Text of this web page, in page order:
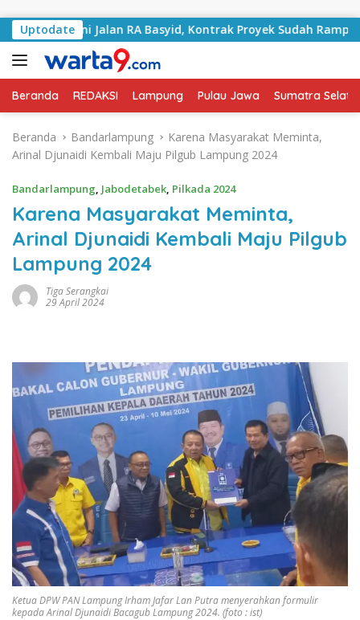
Uptodate
Jalan RA Basyid, Kontrak Proyek Sudah Rampung
Beranda REDAKSI Lampung Pulau Jawa Sumatra
Beranda Bandarlampung
Karena Masyarakat Meminta,
Arinal Djunaidi Kembali Maju Pilgub Lampung 2024
Bandarlampung, Jabodetabek, Pilkada 2024
Karena Masyarakat Meminta,
Arinal Djunaidi Kembali Maju Pilgub
Lampung 2024
Tiga Serangkai
29 April 2024
Ketua DPW PAN Lampung Irham Jafar Lan Putra menyerahkan formulir
kepada Arinal Djunaidi Bacagub Lampung 2024. (foto : ist)